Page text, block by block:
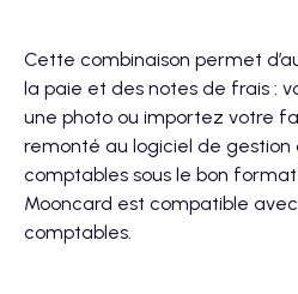
Cette combinaison permet
la paie et des notes de frais :
une photo ou importez votre
remonté au logiciel de
comptables sous le bon
Mooncard est compatible
comptables.